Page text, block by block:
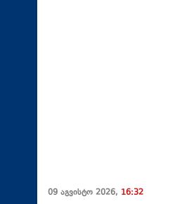
09 აგვისტო 2026, 16:32